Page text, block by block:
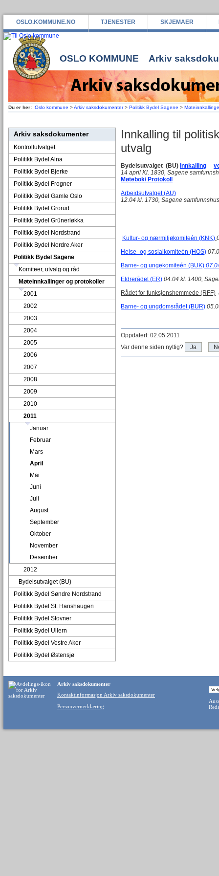
OSLO.KOMMUNE.NO TJENESTER SKJEMAER
OSLO KOMMUNE Arkiv
Du er her: Oslo kommune >Arkiv saksdokumenter> Politikk Bydel Sagene >
Arkiv saksdokumenter
Kontrollutvalget
Politikk Bydel Alna
Politikk Bydel Bjerke
Politikk Bydel Frogner
Politikk Bydel Gamle Oslo
Politikk Bydel Grorud
Politikk Bydel Grünerløkka
Politikk Bydel Nordstrand
Politikk Bydel Nordre Aker
Politikk Bydel Sagene
Komiteer, utvalg og råd
Møteinnkallinger og protokoller
2001
2002
2003
2004
2005
2006
2007
2008
2009
2010
2011
Januar
Februar
Mars
April
Mai
Juni
Juli
August
September
Oktober
November
Desember
2012
Bydelsutvalget (BU)
Politikk Bydel Søndre Nordstrand
Politikk Bydel St. Hanshaugen
Politikk Bydel Stovner
Politikk Bydel Ullern
Politikk Bydel Vestre Aker
Politikk Bydel Østensjø
Innkalling til
utvalg
Bydelsutvalget (BU) Innkalling
14 april Kl. 1830, Sagene
Møtebok/ Protokoll
Arbeidsutvalget (AU)
12.04 kl. 1730, Sagene
Kultur- og nærmiljøkomiteén (KNK)
Helse- og sosialkomiteén (HOS)
Barne- og ungekomiteén (BUK)
Eldrerådet (ER) 04.04 kl. 1400,
Rådet for funksjonshemmede (RFF)
Barne- og ungdomsrådet (BUR)
Oppdatert: 02.05.2011
Var denne siden nyttig?
Ja
Arkiv saksdokumenter
Kontaktinformasjon Arkiv saksdokumenter
Personvernerklæring